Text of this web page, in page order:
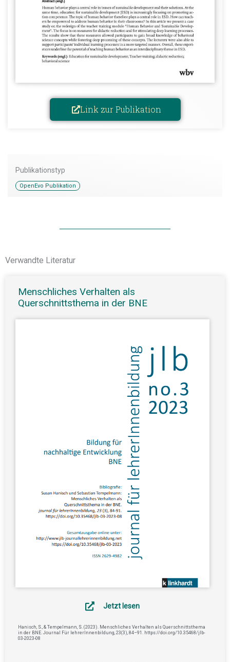
Link zur Publikation
Publikationstyp
OpenEvo Publikation
Verwandte Literatur
Menschliches Verhalten als
Querschnittsthema in der BNE
Jetzt lesen
Hanisch, S., & Tempelmann, S. (2023). Menschliches Verhalten als Querschnittsthema
in der BNE. Journal Für lehrerInnenbildung, 23(3), 84–91. https://doi.org/10.35468/jlb-
03-2023-08